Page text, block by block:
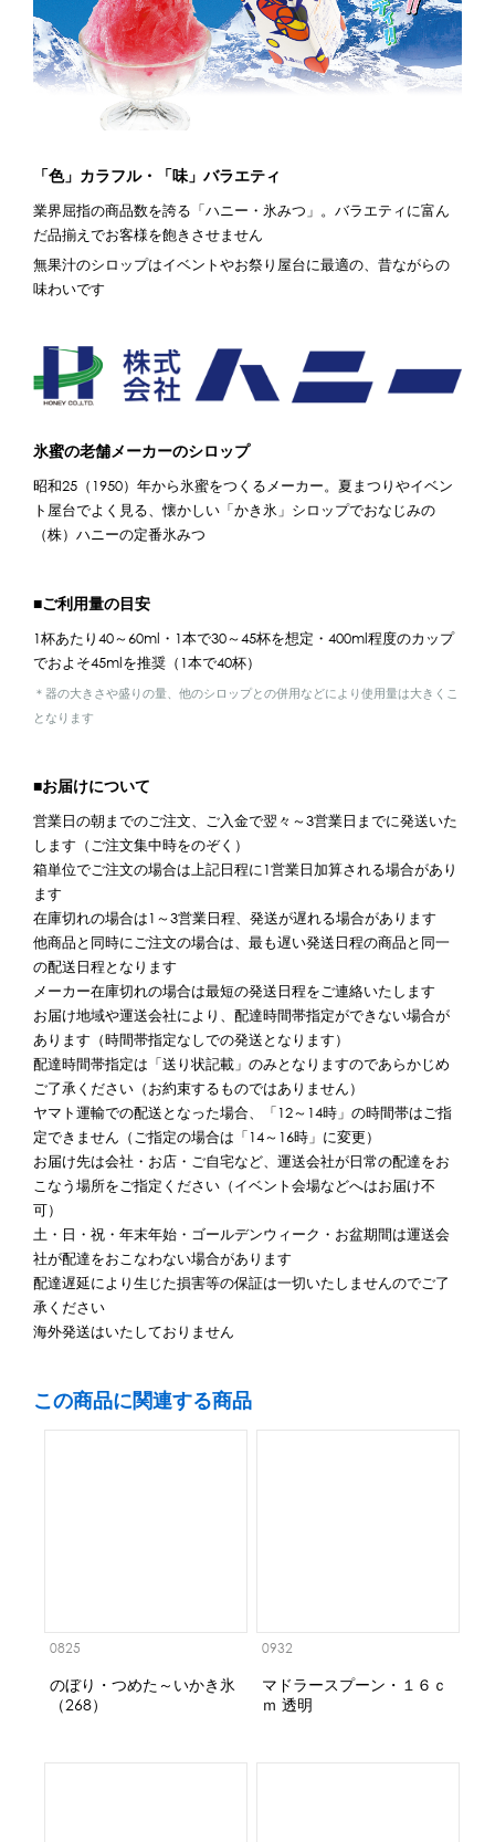
「色」カラフル・「味」バラエティ
業界屈指の商品数を誇る「ハニー・氷みつ」。バラエティに富ん
だ品揃えでお客様を飽きさせません
無果汁のシロップはイベントやお祭り屋台に最適の、昔ながらの
味わいです
氷蜜の老舗メーカーのシロップ
昭和25（1950）年から氷蜜をつくるメーカー。夏まつりやイベン
ト屋台でよく見る、懐かしい「かき氷」シロップでおなじみの
（株）ハニーの定番氷みつ
■ご利用量の目安
1杯あたり40～60ml・1本で30～45杯を想定・400ml程度のカップ
でおよそ45mlを推奨（1本で40杯）
＊器の大きさや盛りの量、他のシロップとの併用などにより使用量は大きくこ
となります
■お届けについて
営業日の朝までのご注文、ご入金で翌々～3営業日までに発送いた
します（ご注文集中時をのぞく）
箱単位でご注文の場合は上記日程に1営業日加算される場合があり
ます
在庫切れの場合は1～3営業日程、発送が遅れる場合があります
他商品と同時にご注文の場合は、最も遅い発送日程の商品と同一
の配送日程となります
メーカー在庫切れの場合は最短の発送日程をご連絡いたします
お届け地域や運送会社により、配達時間帯指定ができない場合が
あります（時間帯指定なしでの発送となります）
配達時間帯指定は「送り状記載」のみとなりますのであらかじめ
ご了承ください（お約束するものではありません）
ヤマト運輸での配送となった場合、「12～14時」の時間帯はご指
定できません（ご指定の場合は「14～16時」に変更）
お届け先は会社・お店・ご自宅など、運送会社が日常の配達をお
こなう場所をご指定ください（イベント会場などへはお届け不
可）
土・日・祝・年末年始・ゴールデンウィーク・お盆期間は運送会
社が配達をおこなわない場合があります
配達遅延により生じた損害等の保証は一切いたしませんのでご了
承ください
海外発送はいたしておりません
この商品に関連する商品
0825
のぼり・つめた～いかき氷
（268）
0932
マドラースプーン・１６ｃ
ｍ 透明